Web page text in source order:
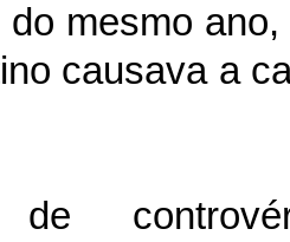
do mesmo
causava a
de